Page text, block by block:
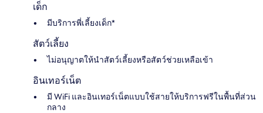
เด็ก
มีบริการพี่เลี้ยงเด็ก*
สัตว์เลี้ยง
ไม่อนุญาตให้นำสัตว์เลี้ยงหรือสัตว์ช่วยเหลือเข้า
อินเทอร์เน็ต
มี WiFi และอินเทอร์เน็ตแบบใช้สายให้บริการฟรีในพื้นที่ส่วน
กลาง